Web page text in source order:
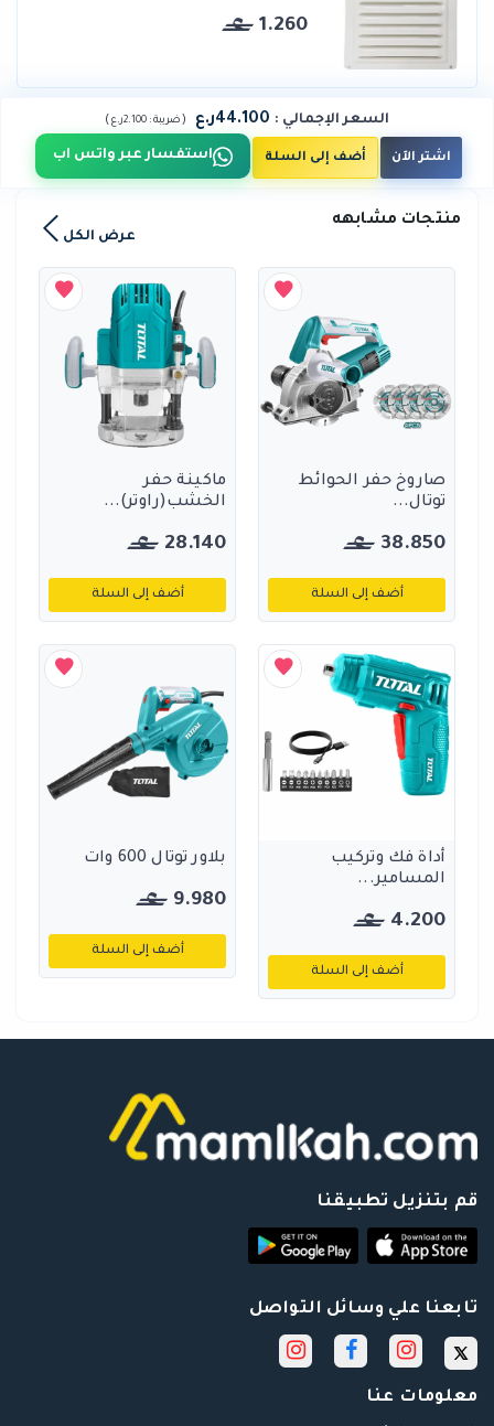
1.260
السعر الإجمالي : 44.100ر.ع (ضريبة : 2.100ر.ع )
اشتر الآن أضف إلى السلة استفسار عبر واتس اب
منتجات مشابهه
عرض الكل
صاروخ حفر الحوائط
توتال...
38.850
أضف إلى السلة
ماكينة حفر
الخشب(راوتر)...
28.140
أضف إلى السلة
أداة فك وتركيب
المسامير...
4.200
أضف إلى السلة
بلاور توتال 600 وات
9.980
أضف إلى السلة
قم بتنزيل تطبيقنا
تابعنا علي وسائل التواصل
معلومات عنا